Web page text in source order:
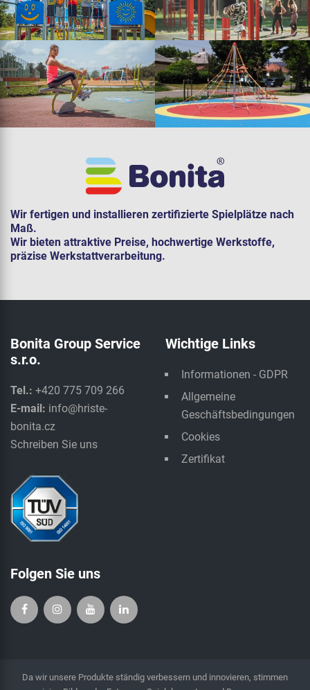
Wir fertigen und installieren zertifizierte Spielplätze nach
Maß.
Wir bieten attraktive Preise, hochwertige Werkstoffe,
präzise Werkstattverarbeitung.
Bonita Group Service
s.r.o.
Tel.: +420 775 709 266
E-mail: info@hriste-
bonita.cz
Schreiben Sie uns
Wichtige Links
Informationen - GDPR
Allgemeine
Geschäftsbedingungen
Cookies
Zertifikat
Folgen Sie uns
Da wir unsere Produkte ständig verbessern und innovieren, stimmen